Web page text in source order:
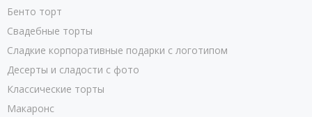
Бенто торт
Свадебные торты
Сладкие корпоративные подарки с логотипом
Десерты и сладости с фото
Классические торты
Макаронс